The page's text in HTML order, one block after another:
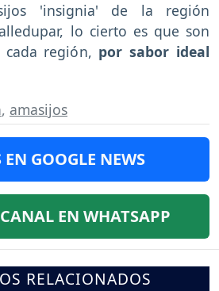
'insignia' de la región
lo cierto es que son
cada región, por sabor ideal
, amasijos
GOOGLE NEWS
EN WHATSAPP
RELACIONADOS